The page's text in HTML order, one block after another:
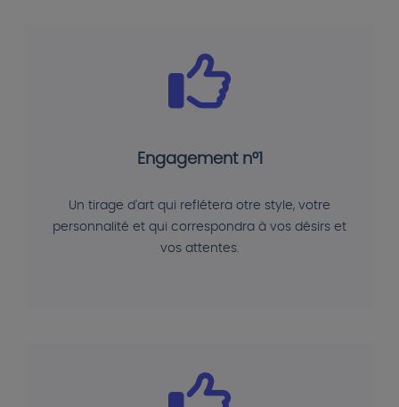
Engagement n°1
Un tirage d'art qui reflétera otre style, votre
personnalité et qui correspondra à vos désirs et
vos attentes.